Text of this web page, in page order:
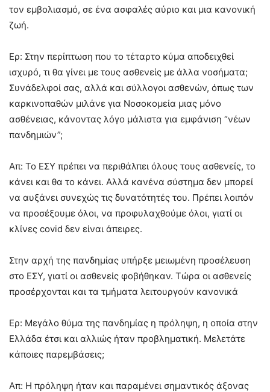
τον εμβολιασμό, σε ένα ασφαλές αύριο και μια κανονική
ζωή.
Ερ: Στην περίπτωση που το τέταρτο κύμα αποδειχθεί
ισχυρό, τι θα γίνει με τους ασθενείς με άλλα νοσήματα;
Συνάδελφοί σας, αλλά και σύλλογοι ασθενών, όπως των
καρκινοπαθών μιλάνε για Νοσοκομεία μιας μόνο
ασθένειας, κάνοντας λόγο μάλιστα για εμφάνιση “νέων
πανδημιών”;
Απ: Το ΕΣΥ πρέπει να περιθάλπει όλους τους ασθενείς, το
κάνει και θα το κάνει. Αλλά κανένα σύστημα δεν μπορεί
να αυξάνει συνεχώς τις δυνατότητές του. Πρέπει λοιπόν
να προσέξουμε όλοι, να προφυλαχθούμε όλοι, γιατί οι
κλίνες covid δεν είναι άπειρες.
Στην αρχή της πανδημίας υπήρξε μειωμένη προσέλευση
στο ΕΣΥ, γιατί οι ασθενείς φοβήθηκαν. Τώρα οι ασθενείς
προσέρχονται και τα τμήματα λειτουργούν κανονικά
Ερ: Μεγάλο θύμα της πανδημίας η πρόληψη, η οποία στην
Ελλάδα έτσι και αλλιώς ήταν προβληματική. Μελετάτε
κάποιες παρεμβάσεις;
Απ: Η πρόληψη ήταν και παραμένει σημαντικός άξονας